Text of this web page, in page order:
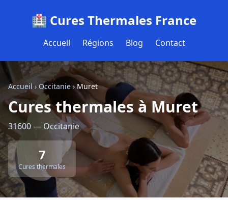
🏥 Cures Thermales France
Accueil Régions Blog Contact
Accueil› Occitanie › Muret
Cures thermales à Muret
31600 — Occitanie
7
Cures thermales